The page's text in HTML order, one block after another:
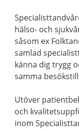
hälso- och
såsom ex
samlad
känna dig trygg
samma
Utöver
och
inom